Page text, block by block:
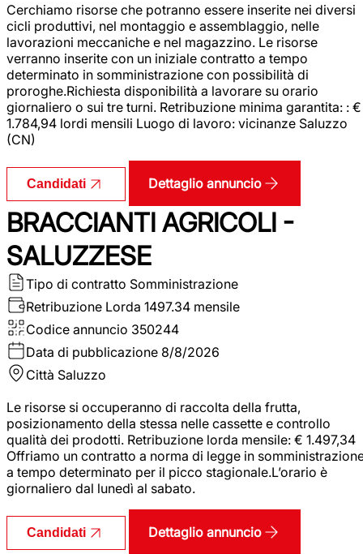
Cerchiamo risorse che potranno essere inserite nei diversi
cicli produttivi, nel montaggio e assemblaggio, nelle
lavorazioni meccaniche e nel magazzino. Le risorse
verranno inserite con un iniziale contratto a tempo
determinato in somministrazione con possibilità di
proroghe.Richiesta disponibilità a lavorare su orario
giornaliero o sui tre turni. Retribuzione minima garantita: : €
1.784,94 lordi mensili Luogo di lavoro: vicinanze Saluzzo
(CN)
Candidati Dettaglio annuncio
BRACCIANTI AGRICOLI -
SALUZZESE
Tipo di contratto Somministrazione
Retribuzione Lorda 1497.34 mensile
Codice annuncio 350244
Data di pubblicazione 8/8/2026
Città Saluzzo
Le risorse si occuperanno di raccolta della frutta,
posizionamento della stessa nelle cassette e controllo
qualità dei prodotti. Retribuzione lorda mensile: € 1.497,34
Offriamo un contratto a norma di legge in
a tempo determinato per il picco stagionale.L’orario è
giornaliero dal lunedì al sabato.
Candidati Dettaglio annuncio